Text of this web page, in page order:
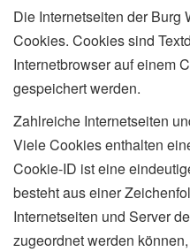
Die Internetseiten der Burg
Cookies. Cookies sind
Internetbrowser auf einem
gespeichert werden.
Zahlreiche Internetseiten
Viele Cookies enthalten
Cookie-ID ist eine
besteht aus einer
Internetseiten und Server
zugeordnet werden